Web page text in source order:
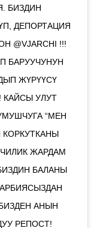
БИЗДИН
ДЕПОРТАЦИЯ
@VJARCHI !!!
БАРУУЧУНУН
ЖҮРҮҮСҮ
КАЙСЫ УЛУТ
“МЕН
КОРКУТКАНЫ
ЖАРДАМ
БАЛАНЫ
АНЫН
РЕПОСТ!